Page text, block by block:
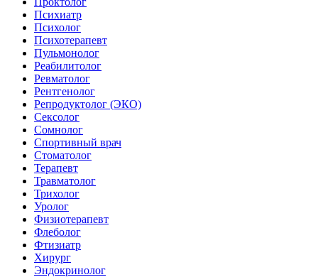
Психиатр
Психолог
Психотерапевт
Пульмонолог
Реабилитолог
Ревматолог
Рентгенолог
Репродуктолог (ЭКО)
Сексолог
Сомнолог
Спортивный врач
Стоматолог
Терапевт
Травматолог
Трихолог
Уролог
Физиотерапевт
Флеболог
Фтизиатр
Хирург
Эндокринолог